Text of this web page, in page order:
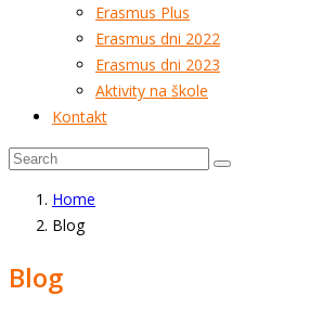
Erasmus Plus
Erasmus dni 2022
Erasmus dni 2023
Aktivity na škole
Kontakt
Home
Blog
Blog